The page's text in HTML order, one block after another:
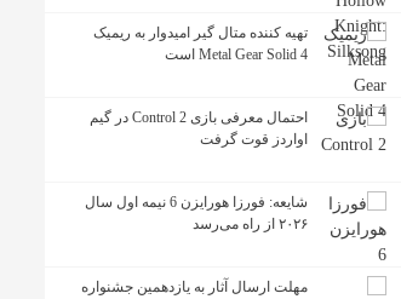
تهیه کننده متال گیر امیدوار به ریمیک
Metal Gear Solid 4 است
احتمال معرفی بازی Control 2 در گیم
اواردز قوت گرفت
شایعه: فورزا هورایزن 6 نیمه اول سال
۲۰۲۶ از راه می‌رسد
مهلت ارسال آثار به یازدهمین جشنواره